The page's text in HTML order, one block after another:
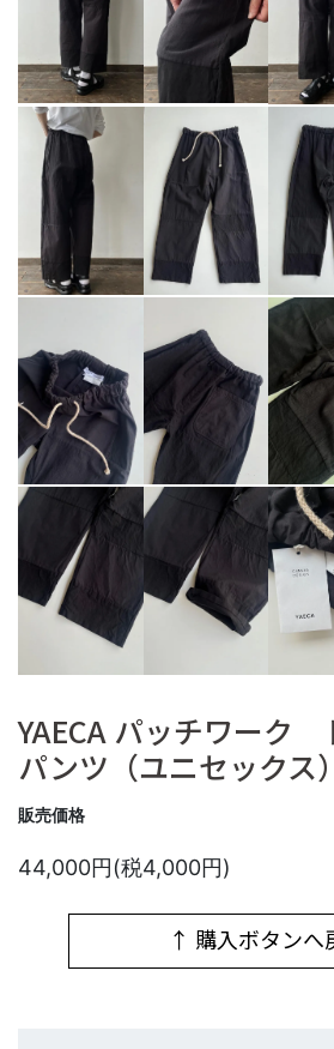
YAECA パッチワーク
パンツ（ユニセックス）
販売価格
44,000円(税4,000円)
↑ 購入ボタンへ